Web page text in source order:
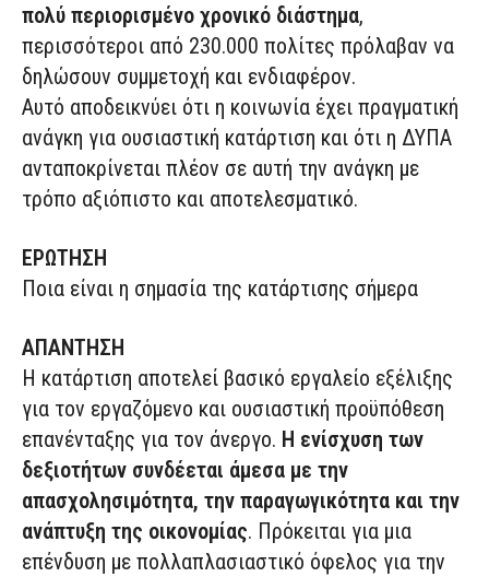
πολύ περιορισμένο χρονικό διάστημα,
περισσότεροι από 230.000 πολίτες πρόλαβαν να
δηλώσουν συμμετοχή και ενδιαφέρον.
Αυτό αποδεικνύει ότι η κοινωνία έχει πραγματική
ανάγκη για ουσιαστική κατάρτιση και ότι η ΔΥΠΑ
ανταποκρίνεται πλέον σε αυτή την ανάγκη με
τρόπο αξιόπιστο και αποτελεσματικό.
ΕΡΩΤΗΣΗ
Ποια είναι η σημασία της κατάρτισης σήμερα
ΑΠΑΝΤΗΣΗ
Η κατάρτιση αποτελεί βασικό εργαλείο εξέλιξης
για τον εργαζόμενο και ουσιαστική προϋπόθεση
επανένταξης για τον άνεργο. Η ενίσχυση των
δεξιοτήτων συνδέεται άμεσα με την
απασχολησιμότητα, την παραγωγικότητα και την
ανάπτυξη της οικονομίας. Πρόκειται για μια
επένδυση με πολλαπλασιαστικό όφελος για την